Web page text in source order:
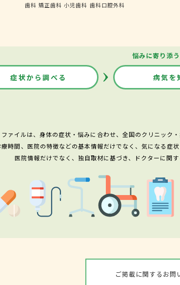
歯科 矯正歯科 小児歯科 歯科口腔外科
悩みに寄り添
症状から調べる 病気を
ファイルは、身体の症状・悩みに合わせ、全国のクリニック
時間、医院の特徴などの基本情報だけでなく、気になる症
医院情報だけでなく、独自取材に基づき、ドクターに関
ご掲載に関するお問